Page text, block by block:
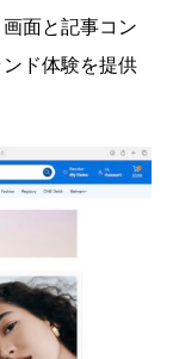
面と記事コン
ド体験を提供